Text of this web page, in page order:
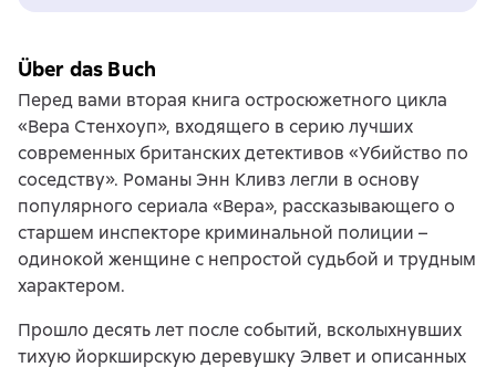
Über das Buch
Перед вами вторая книга остросюжетного цикла
«Вера Стенхоуп», входящего в серию лучших
современных британских детективов «Убийство по
соседству». Романы Энн Кливз легли в основу
популярного сериала «Вера», рассказывающего о
старшем инспекторе криминальной полиции –
одинокой женщине с непростой судьбой и трудным
характером.
Прошло десять лет после событий, всколыхнувших
тихую йоркширскую деревушку Элвет и описанных